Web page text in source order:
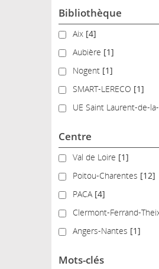
Bibliothèque
Aix Aix [4]
AubièreAubière [1]
NogentNogent [1]
SMART-LERECO
SMART-LERECO [1]
UE Saint Laurent-de-la-
UE Saint Laurent-de-
Centre
Val de Loire
Val de Loire [1]
Poitou-Charentes
Poitou-Charentes [12]
PACAPACA [4]
Clermont-Ferrand-Theix
Clermont-Ferrand-
Angers-Nantes
Angers-Nantes [1]
Mots-clés